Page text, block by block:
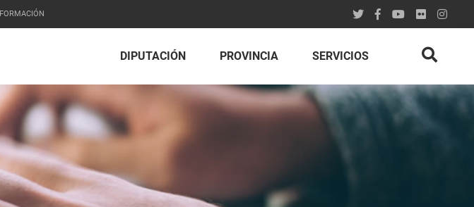
DIPUTACIÓN PROVINCIA SERVICIOS